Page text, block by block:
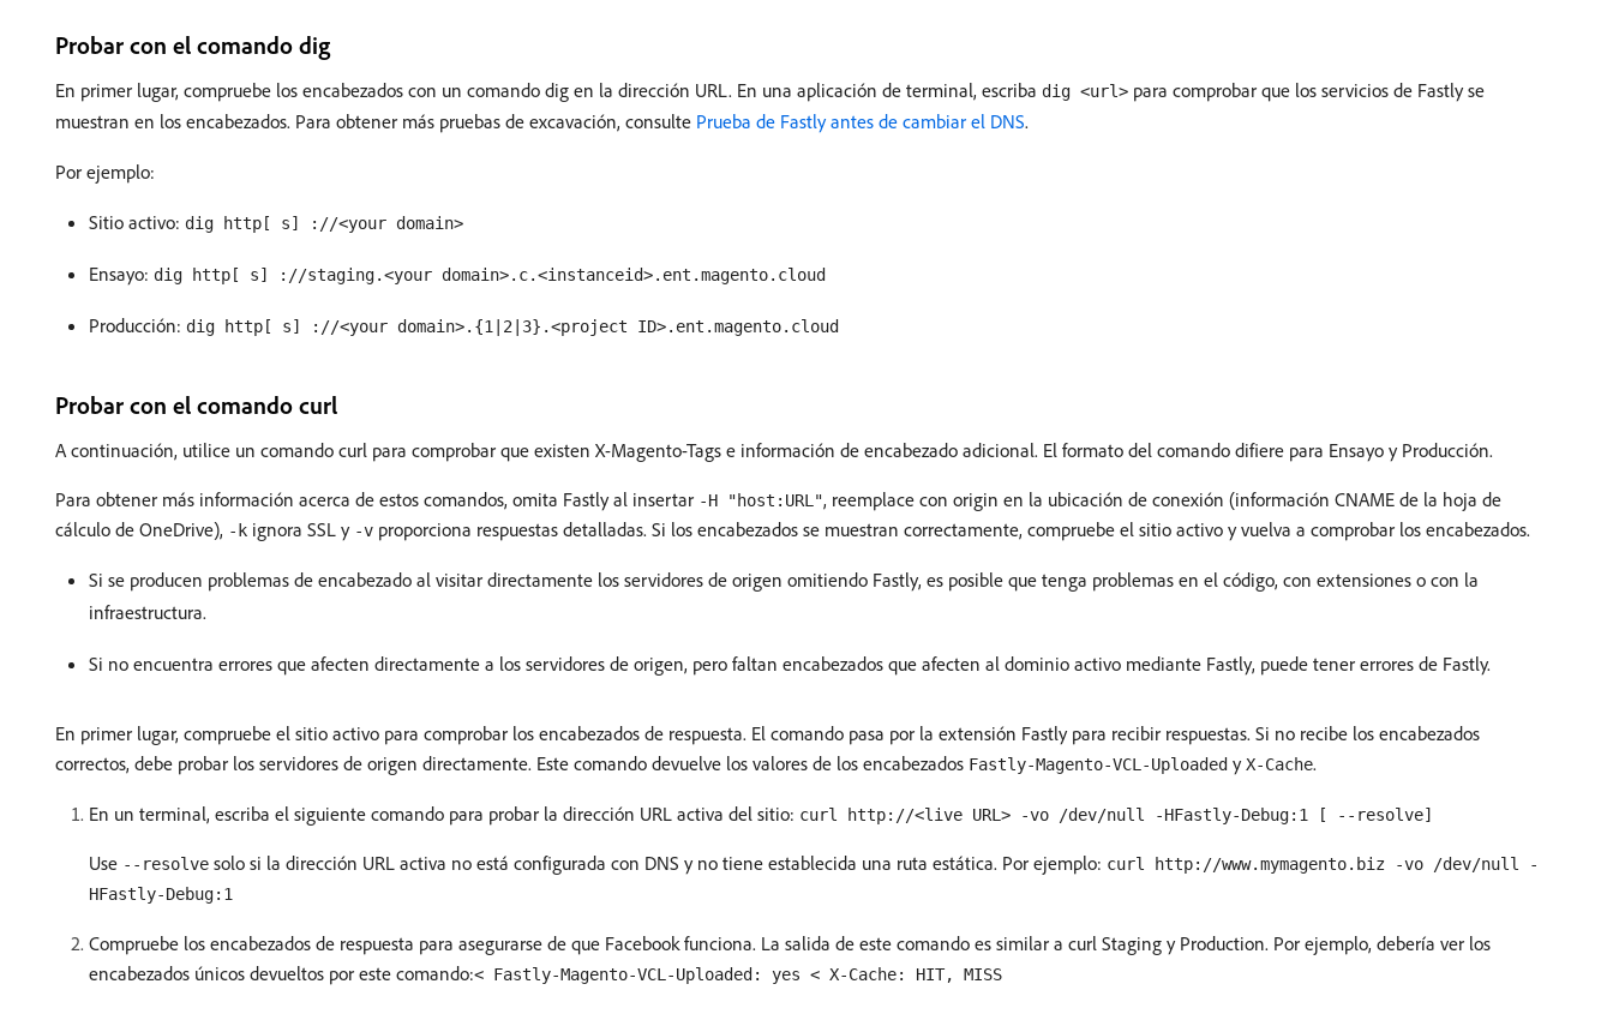
Probar con el comando dig
En primer lugar, compruebe los encabezados con un comando dig en la dirección URL. En una aplicación de terminal, escriba dig <url> para comprobar que los servicios de Fastly se
muestran en los encabezados. Para obtener más pruebas de excavación, consulte Prueba de Fastly antes de cambiar el DNS.
Por ejemplo:
Sitio activo: dig http[ s] ://<your domain>
Ensayo: dig http[ s] ://staging.<your domain>.c.<instanceid>.ent.magento.cloud
Producción: dig http[ s] ://<your domain>.{1|2|3}.<project ID>.ent.magento.cloud
Probar con el comando curl
A continuación, utilice un comando curl para comprobar que existen X-Magento-Tags e información de encabezado adicional. El formato del comando difiere para Ensayo y Producción.
Para obtener más información acerca de estos comandos, omita Fastly al insertar -H "host:URL", reemplace con origin en la ubicación de conexión (información CNAME de la hoja de
cálculo de OneDrive), -k ignora SSL y -v proporciona respuestas detalladas. Si los encabezados se muestran correctamente, compruebe el sitio activo y vuelva a comprobar los encabezados.
Si se producen problemas de encabezado al visitar directamente los servidores de origen omitiendo Fastly, es posible que tenga problemas en el código, con extensiones o con la
infraestructura.
Si no encuentra errores que afecten directamente a los servidores de origen, pero faltan encabezados que afecten al dominio activo mediante Fastly, puede tener errores de Fastly.
En primer lugar, compruebe el sitio activo para comprobar los encabezados de respuesta. El comando pasa por la extensión Fastly para recibir respuestas. Si no recibe los encabezados
correctos, debe probar los servidores de origen directamente. Este comando devuelve los valores de los encabezados Fastly-Magento-VCL-Uploaded yX-Cache.
En un terminal, escriba el siguiente comando para probar la dirección URL activa del sitio: curl http://<live URL> -vo /dev/null -HFastly-Debug:1 [ --resolve]
Use --resolve solo si la dirección URL activa no está configurada con DNS y no tiene establecida una ruta estática. Por ejemplo: curl http://www.mymagento.biz -vo /dev/null -
HFastly-Debug:1
Compruebe los encabezados de respuesta para asegurarse de que Facebook funciona. La salida de este comando es similar a curl Staging y Production. Por ejemplo, debería ver los
encabezados únicos devueltos por este comando:< Fastly-Magento-VCL-Uploaded: yes < X-Cache: HIT, MISS